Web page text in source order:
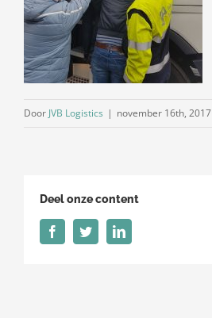
Door JVB Logistics | november 16th, 2017
Deel onze content
FacebookTwitterLinkedIn